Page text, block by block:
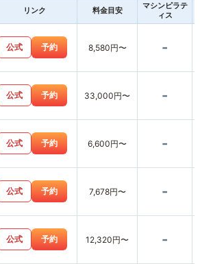
リンク 料金目安
マシンピラテ
ィス
公式 予約 8,580円〜 -
公式 予約 33,000円〜 -
公式 予約 6,600円〜 -
公式 予約 7,678円〜 -
公式 予約 12,320円〜 -